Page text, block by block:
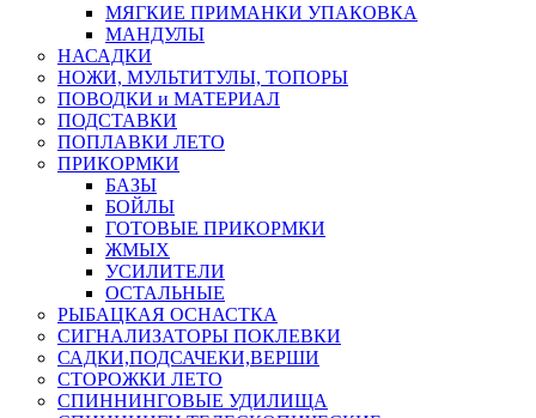
МЯГКИЕ ПРИМАНКИ УПАКОВКА
МАНДУЛЫ
НАСАДКИ
НОЖИ, МУЛЬТИТУЛЫ, ТОПОРЫ
ПОВОДКИ и МАТЕРИАЛ
ПОДСТАВКИ
ПОПЛАВКИ ЛЕТО
ПРИКОРМКИ
БАЗЫ
БОЙЛЫ
ГОТОВЫЕ ПРИКОРМКИ
ЖМЫХ
УСИЛИТЕЛИ
ОСТАЛЬНЫЕ
РЫБАЦКАЯ ОСНАСТКА
СИГНАЛИЗАТОРЫ ПОКЛЕВКИ
САДКИ,ПОДСАЧЕКИ,ВЕРШИ
СТОРОЖКИ ЛЕТО
СПИННИНГОВЫЕ УДИЛИЩА